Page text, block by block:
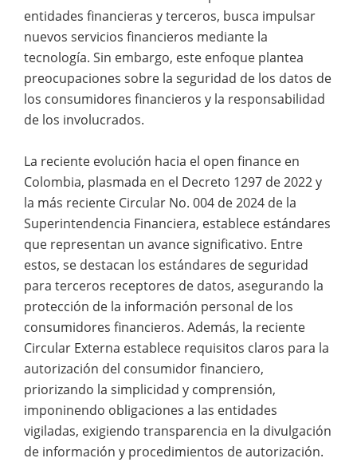
entidades financieras y terceros, busca impulsar
nuevos servicios financieros mediante la
tecnología. Sin embargo, este enfoque plantea
preocupaciones sobre la seguridad de los datos de
los consumidores financieros y la responsabilidad
de los involucrados.
La reciente evolución hacia el open finance en
Colombia, plasmada en el Decreto 1297 de 2022 y
la más reciente Circular No. 004 de 2024 de la
Superintendencia Financiera, establece estándares
que representan un avance significativo. Entre
estos, se destacan los estándares de seguridad
para terceros receptores de datos, asegurando la
protección de la información personal de los
consumidores financieros. Además, la reciente
Circular Externa establece requisitos claros para la
autorización del consumidor financiero,
priorizando la simplicidad y comprensión,
imponinendo obligaciones a las entidades
vigiladas, exigiendo transparencia en la divulgación
de información y procedimientos de autorización.